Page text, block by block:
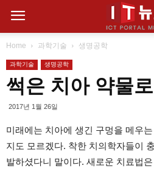
Home 과학기술 생명공학
과학기술 생명공학
썩은 치아 약물
2017년 1월 26일
미래에는 치아에 생긴 구멍을 메우
지도 모르겠다. 착한 치의학자들이
발하셨다니 말이다. 새로운 치료법